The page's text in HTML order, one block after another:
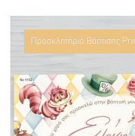
Προσκλητήριο Βάπτισης